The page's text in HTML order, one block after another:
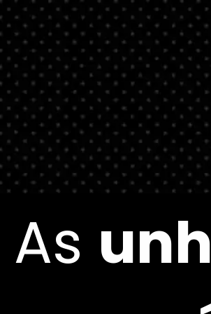
As
As